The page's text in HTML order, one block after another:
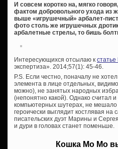
И совсем коротко на, мягко
фактом добровольного ухода из
выше «игрушечный» арбалет-
фото столь же игрушечных
арбалетные стрелы, то бишь
Интересующихся отсылаю к
экспертиза». 2014;57(1): 45-46.
P.S. Если честно, поначалу не
элемента в лице отдельных,
можно), не занятых народных
(непонятно какой). Однако считал
компьютерных шутерах, не
героически выглядит костлявая
писательских дуэт Марины и
и дури в головах станет поменьше.
Кошка Мо Мо